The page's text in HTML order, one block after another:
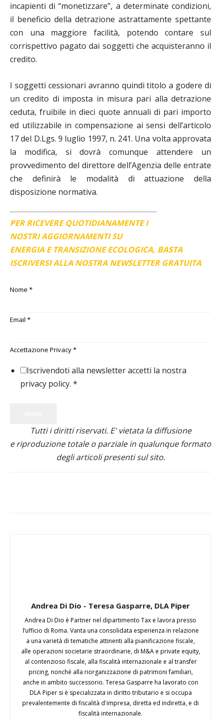
incapienti di “monetizzare”, a determinate condizioni,
il beneficio della detrazione astrattamente spettante
con una maggiore facilità, potendo contare sul
corrispettivo pagato dai soggetti che acquisteranno il
credito.
I soggetti cessionari avranno quindi titolo a godere di
un credito di imposta in misura pari alla detrazione
ceduta, fruibile in dieci quote annuali di pari importo
ed utilizzabile in compensazione ai sensi dell’articolo
17 del D.Lgs. 9 luglio 1997, n. 241. Una volta approvata
la modifica, si dovrà comunque attendere un
provvedimento del direttore dell’Agenzia delle entrate
che definirà le modalità di attuazione della
disposizione normativa.
PER RICEVERE QUOTIDIANAMENTE I
NOSTRI AGGIORNAMENTI SU
ENERGIA E TRANSIZIONE ECOLOGICA, BASTA
ISCRIVERSI ALLA NOSTRA NEWSLETTER GRATUITA
Nome *
Email *
Accettazione Privacy*
Iscrivendoti alla newsletter accetti la nostra
privacy policy. *
Tutti i diritti riservati. E' vietata la diffusione
e riproduzione totale o parziale in qualunque formato
degli articoli presenti sul sito.
Andrea Di Dio - Teresa Gasparre, DLA Piper
Andrea Di Dio è Partner nel dipartimento Tax e lavora presso
l’ufficio di Roma. Vanta una consolidata esperienza in relazione
a una varietà di tematiche attinenti alla pianificazione fiscale,
alle operazioni societarie straordinarie, di M&A e private equity,
al contenzioso fiscale, alla fiscalità internazionale e al transfer
pricing, nonché alla riorganizzazione di patrimoni familiari,
anche in ambito successorio. Teresa Gasparre ha lavorato con
DLA Piper si è specializzata in diritto tributario e si occupa
prevalentemente di fiscalità d'impresa, diretta ed indiretta, e di
fiscalità internazionale.